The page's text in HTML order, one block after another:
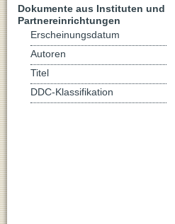
Dokumente aus Instituten und
Partnereinrichtungen
Erscheinungsdatum
Autoren
Titel
DDC-Klassifikation